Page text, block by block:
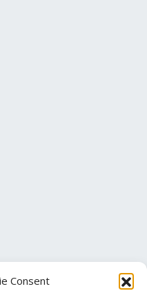
Consent